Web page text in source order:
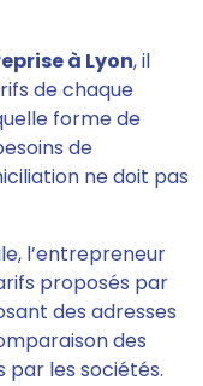
à Lyon, il
de chaque
forme de
de
ne doit pas
l’entrepreneur
proposés par
des adresses
des
par les sociétés.